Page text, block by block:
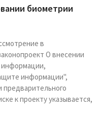
биометрии
в
О внесении
информации,
информации",
предварительного
к проекту указывается,